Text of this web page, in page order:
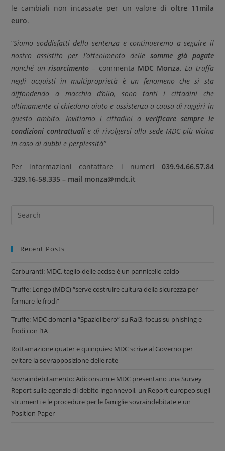
le cambiali non incassate per un valore di oltre 11mila
euro.
“Siamo soddisfatti della sentenza e continueremo a seguire il
nostro assistito per l’ottenimento delle somme già pagate
nonché un risarcimento – commenta MDC Monza. La truffa
negli acquisti in multiproprietà è un fenomeno che si sta
diffondendo a macchia d’olio, sono tanti i cittadini che
ultimamente ci chiedono aiuto e assistenza a causa di raggiri in
questo ambito. Invitiamo i cittadini a verificare sempre le
condizioni contrattualie di rivolgersi alla sede MDC più vicina
in caso di dubbi e perplessità”
Per informazioni contattare i numeri 039.94.66.57.84
-329.16-58.335 – mail monza@mdc.it
Recent Posts
Carburanti: MDC, taglio delle accise è un pannicello caldo
Truffe: Longo (MDC) “serve costruire cultura della sicurezza per
fermare le frodi”
Truffe: MDC domani a “Spaziolibero” su Rai3, focus su phishing e
frodi con l’IA
Rottamazione quater e quinquies: MDC scrive al Governo per
evitare la sovrapposizione delle rate
Sovraindebitamento: Adiconsum e MDC presentano una Survey
Report sulle agenzie di debito ingannevoli, un Report europeo sugli
strumenti e le procedure per le famiglie sovraindebitate e un
Position Paper